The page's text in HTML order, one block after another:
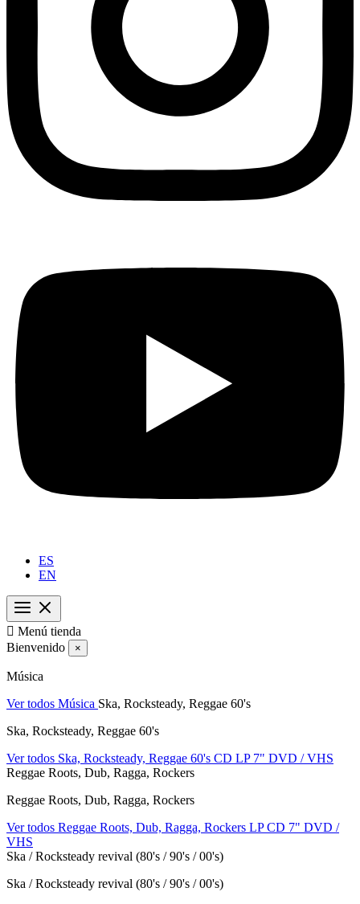
ES
EN
 Menú tienda
Bienvenido
×
Música
Ver todos Música Ska, Rocksteady, Reggae 60's
Ska, Rocksteady, Reggae 60's
Ver todos Ska, Rocksteady, Reggae 60's CD LP 7" DVD / VHS
Reggae Roots, Dub, Ragga, Rockers
Reggae Roots, Dub, Ragga, Rockers
Ver todos Reggae Roots, Dub, Ragga, Rockers LPCD 7" DVD /
VHS
Ska / Rocksteady revival (80's / 90's / 00's)
Ska / Rocksteady revival (80's / 90's / 00's)